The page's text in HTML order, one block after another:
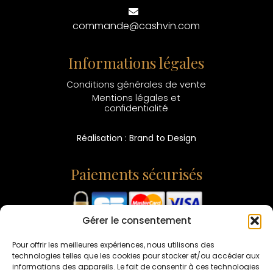
Gérer le consentement
Pour offrir les meilleures expériences, nous utilisons des
technologies telles que les cookies pour stocker et/ou accéder aux
informations des appareils. Le fait de consentir à ces technologies
commande@cashvin.com
Informations légales
Conditions générales de vente
Mentions légales et
confidentialité
Réalisation : Brand to Design
Paiements sécurisés